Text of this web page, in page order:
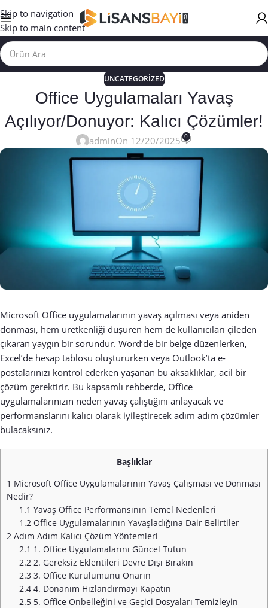
Skip to navigation
Skip to main content
UNCATEGORIZED
Office Uygulamaları Yavaş
Açılıyor/Donuyor: Kalıcı Çözümler!
adminOn 12/20/2025 0
Microsoft Office uygulamalarının yavaş açılması veya aniden
donması, hem üretkenliği düşüren hem de kullanıcıları çileden
çıkaran yaygın bir sorundur. Word’de bir belge düzenlerken,
Excel’de hesap tablosu oluştururken veya Outlook’ta e-
postalarınızı kontrol ederken yaşanan bu aksaklıklar, acil bir
çözüm gerektirir. Bu kapsamlı rehberde, Office
uygulamalarınızın neden yavaş çalıştığını anlayacak ve
performanslarını kalıcı olarak iyileştirecek adım adım çözümler
bulacaksınız.
Başlıklar
1 Microsoft Office Uygulamalarının Yavaş Çalışması ve Donması
Nedir?
1.1 Yavaş Office Performansının Temel Nedenleri
1.2 Office Uygulamalarının Yavaşladığına Dair Belirtiler
2 Adım Adım Kalıcı Çözüm Yöntemleri
2.1 1. Office Uygulamalarını Güncel Tutun
2.2 2. Gereksiz Eklentileri Devre Dışı Bırakın
2.3 3. Office Kurulumunu Onarın
2.4 4. Donanım Hızlandırmayı Kapatın
2.5 5. Office Önbelleğini ve Geçici Dosyaları Temizleyin